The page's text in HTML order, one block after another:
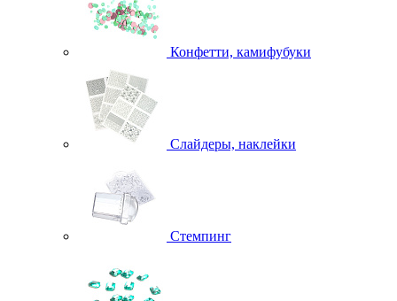
Конфетти, камифубуки
Слайдеры, наклейки
Стемпинг